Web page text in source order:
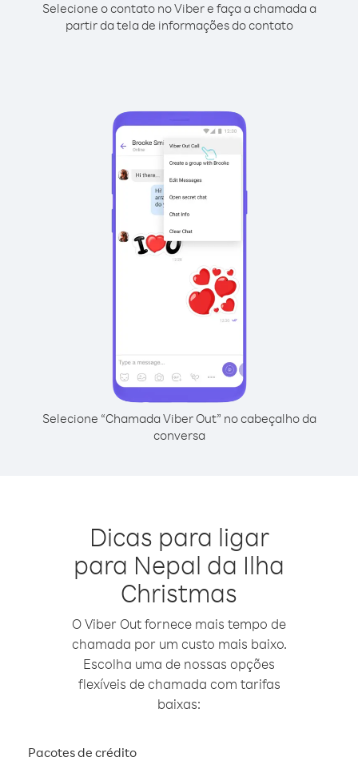
Selecione o contato no Viber e faça a chamada a
partir da tela de informações do contato
Selecione “Chamada Viber Out” no cabeçalho da
conversa
Dicas para ligar
para Nepal da Ilha
Christmas
O Viber Out fornece mais tempo de
chamada por um custo mais baixo.
Escolha uma de nossas opções
flexíveis de chamada com tarifas
baixas:
Pacotes de crédito